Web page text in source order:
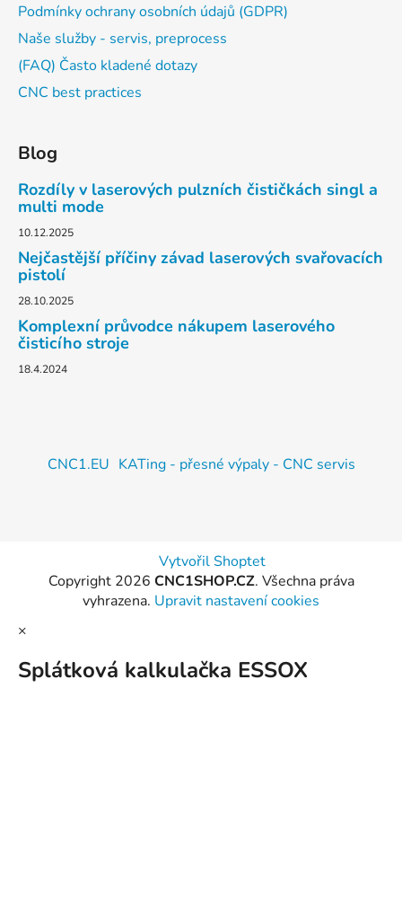
Podmínky ochrany osobních údajů (GDPR)
Naše služby - servis, preprocess
(FAQ) Často kladené dotazy
CNC best practices
Blog
Rozdíly v laserových pulzních čističkách singl a
multi mode
10.12.2025
Nejčastější příčiny závad laserových svařovacích
pistolí
28.10.2025
Komplexní průvodce nákupem laserového
čisticího stroje
18.4.2024
CNC1.EU KATing - přesné výpaly - CNC servis
Vytvořil Shoptet
Copyright 2026 CNC1SHOP.CZ. Všechna práva
vyhrazena. Upravit nastavení cookies
×
Splátková kalkulačka ESSOX